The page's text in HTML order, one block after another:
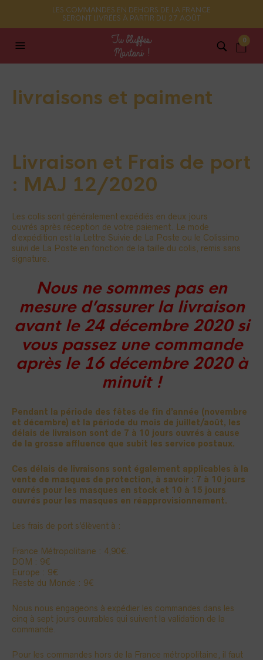
LES COMMANDES EN DEHORS DE LA FRANCE
SERONT LIVRÉES À PARTIR DU 27 AOÛT
0
livraisons et paiment
Livraison et Frais de port
: MAJ 12/2020
Les colis sont généralement expédiés en deux jours
ouvrés après réception de votre paiement. Le mode
d’expédition est la Lettre Suivie de La Poste ou le Colissimo
suivi de La Poste en fonction de la taille du colis, remis sans
signature.
Nous ne sommes pas en
mesure d’assurer la livraison
avant le 24 décembre 2020 si
vous passez une commande
après le 16 décembre 2020 à
minuit !
Pendant la période des fêtes de fin d’année (novembre
et décembre) et la période du mois de juillet/août, les
délais de livraison sont de 7 à 10 jours ouvrés à cause
de la grosse affluence que subit les service postaux.
Ces délais de livraisons sont également applicables à la
vente de masques de protection, à savoir : 7 à 10 jours
ouvrés pour les masques en stock et 10 à 15 jours
ouvrés pour les masques en réapprovisionnement.
Les frais de port s’élèvent à :
France Métropolitaine : 4,90€.
DOM : 9€
Europe : 9€
Reste du Monde : 9€
Nous nous engageons à expédier les commandes dans les
cinq à sept jours ouvrables qui suivent la validation de la
commande.
Pour les commandes hors de la France métropolitaine, il faut